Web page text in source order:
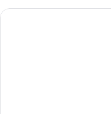
Hotel Posada Del Mar